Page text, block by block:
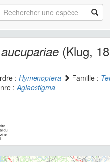
(Klug,
: Hymenoptera Famille :
:Aglaostigma